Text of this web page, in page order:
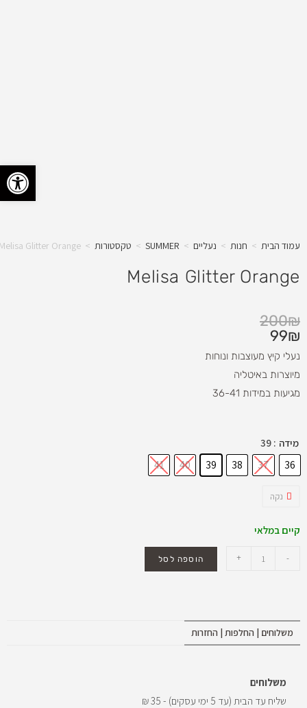
עמוד הבית > חנות > נעליים >
SUMMER
> טקסטורות >
Glitter Orange
Melisa Glitter Orange
200₪
99₪
נעלי קיץ מעוצבות ונוחות
מיוצרות באיטליה
מגיעות במידות 36-41
מידה : 39
36
37
38
39
40
41
נקה
קיים במלאי
-
+ הוספה לסל
משלוחים | החלפות | החזרות
משלוחים
שליח עד הבית (עד 5 ימי עסקים) - 35 ₪